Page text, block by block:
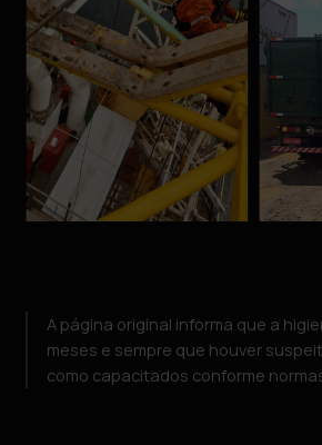
A página original informa que a
meses e sempre que houver
como capacitados conforme